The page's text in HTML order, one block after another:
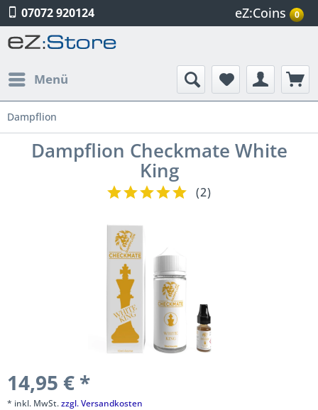
07072 920124 eZ:Coins 0
Menü
Dampflion
Dampflion Checkmate White
King
(2)
14,95 € *
* inkl. MwSt.zzgl. Versandkosten